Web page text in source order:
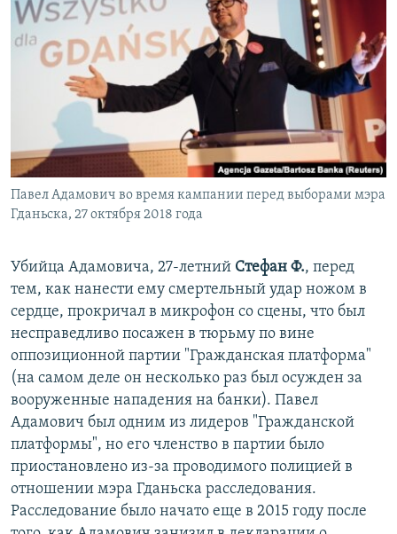
Павел Адамович во время кампании перед выборами мэра
Гданьска, 27 октября 2018 года
Убийца Адамовича, 27-летний Стефан Ф., перед
тем, как нанести ему смертельный удар ножом в
сердце, прокричал в микрофон со сцены, что был
несправедливо посажен в тюрьму по вине
оппозиционной партии "Гражданская платформа"
(на самом деле он несколько раз был осужден за
вооруженные нападения на банки). Павел
Адамович был одним из лидеров "Гражданской
платформы", но его членство в партии было
приостановлено из-за проводимого полицией в
отношении мэра Гданьска расследования.
Расследование было начато еще в 2015 году после